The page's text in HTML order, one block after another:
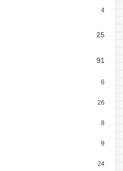
4
25
91
6
26
8
9
24